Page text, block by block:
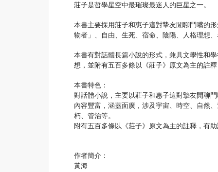
莊子是哲學星空中最璀璨最迷人的巨星之一。
本書主要採用莊子和惠子這對摯友閒聊鬥嘴的
物者」、自由、生死、宿命、陰陽、人格理想
本書有對話體長篇小說的形式，兼具文學性和
想，並附有五百多條以《莊子》原文為主的註
本書特色：
對話體小說，主要以莊子和惠子這對摯友閒聊
內容豐富，涵蓋面廣，涉及宇宙、時空、自然
朽、管治等。
附有五百多條以《莊子》原文為主的註釋，有
作者簡介：
黃海